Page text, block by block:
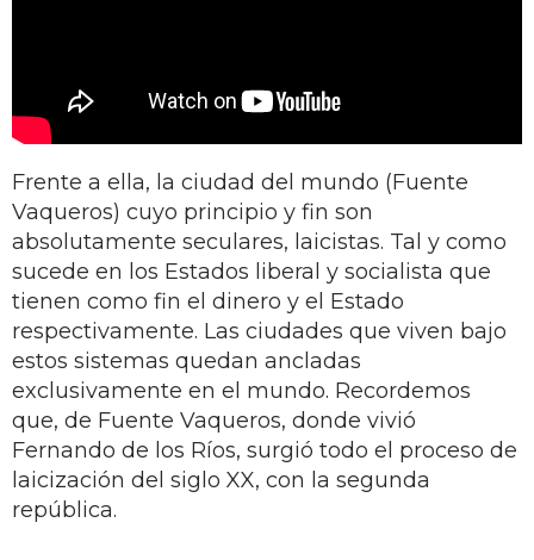
Frente a ella, la ciudad del mundo (Fuente
Vaqueros) cuyo principio y fin son
absolutamente seculares, laicistas. Tal y como
sucede en los Estados liberal y socialista que
tienen como fin el dinero y el Estado
respectivamente. Las ciudades que viven bajo
estos sistemas quedan ancladas
exclusivamente en el mundo. Recordemos
que, de Fuente Vaqueros, donde vivió
Fernando de los Ríos, surgió todo el proceso de
laicización del siglo XX, con la segunda
república.